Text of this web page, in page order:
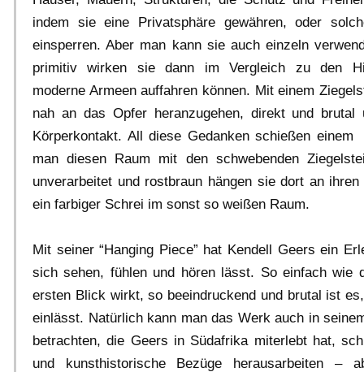
indem sie eine Privatsphäre gewähren, oder
einsperren. Aber man kann sie auch einzeln
primitiv wirken sie dann im Vergleich zu den
moderne Armeen auffahren können. Mit einem
nah an das Opfer heranzugehen, direkt und brutal
Körperkontakt. All diese Gedanken schießen
man diesen Raum mit den schwebenden
unverarbeitet und rostbraun hängen sie dort an
ein farbiger Schrei im sonst so weißen Raum.
Mit seiner “Hanging Piece” hat Kendell Geers ein
sich sehen, fühlen und hören lässt. So einfach wie
ersten Blick wirkt, so beeindruckend und brutal ist
einlässt. Natürlich kann man das Werk auch in
betrachten, die Geers in Südafrika miterlebt hat,
und kunsthistorische Bezüge herausarbeiten –